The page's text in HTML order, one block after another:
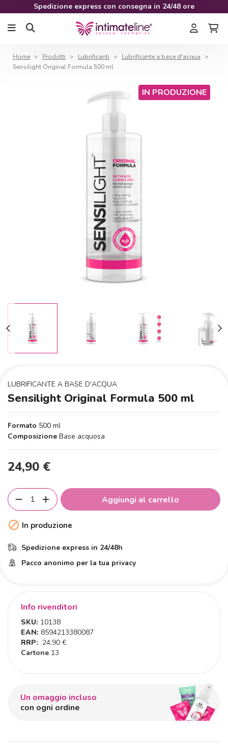
Spedizione express con consegna in 24/48 ore
Home Prodotti Lubrificanti
Lubrificante a base d'acqua
Sensilight Original Formula 500 ml
IN PRODUZIONE
LUBRIFICANTE A BASE D'ACQUA
Sensilight Original Formula 500 ml
Formato 500 ml
Composizione Base acquosa
24,90 €
Aggiungi al carrello
 In produzione
Spedizione express in 24/48h
Pacco anonimo per la tua privacy
Info rivenditori
SKU: 10138
EAN: 8594213380087
RRP: 24,90 €
Cartone 13
Un omaggio incluso
con ogni ordine